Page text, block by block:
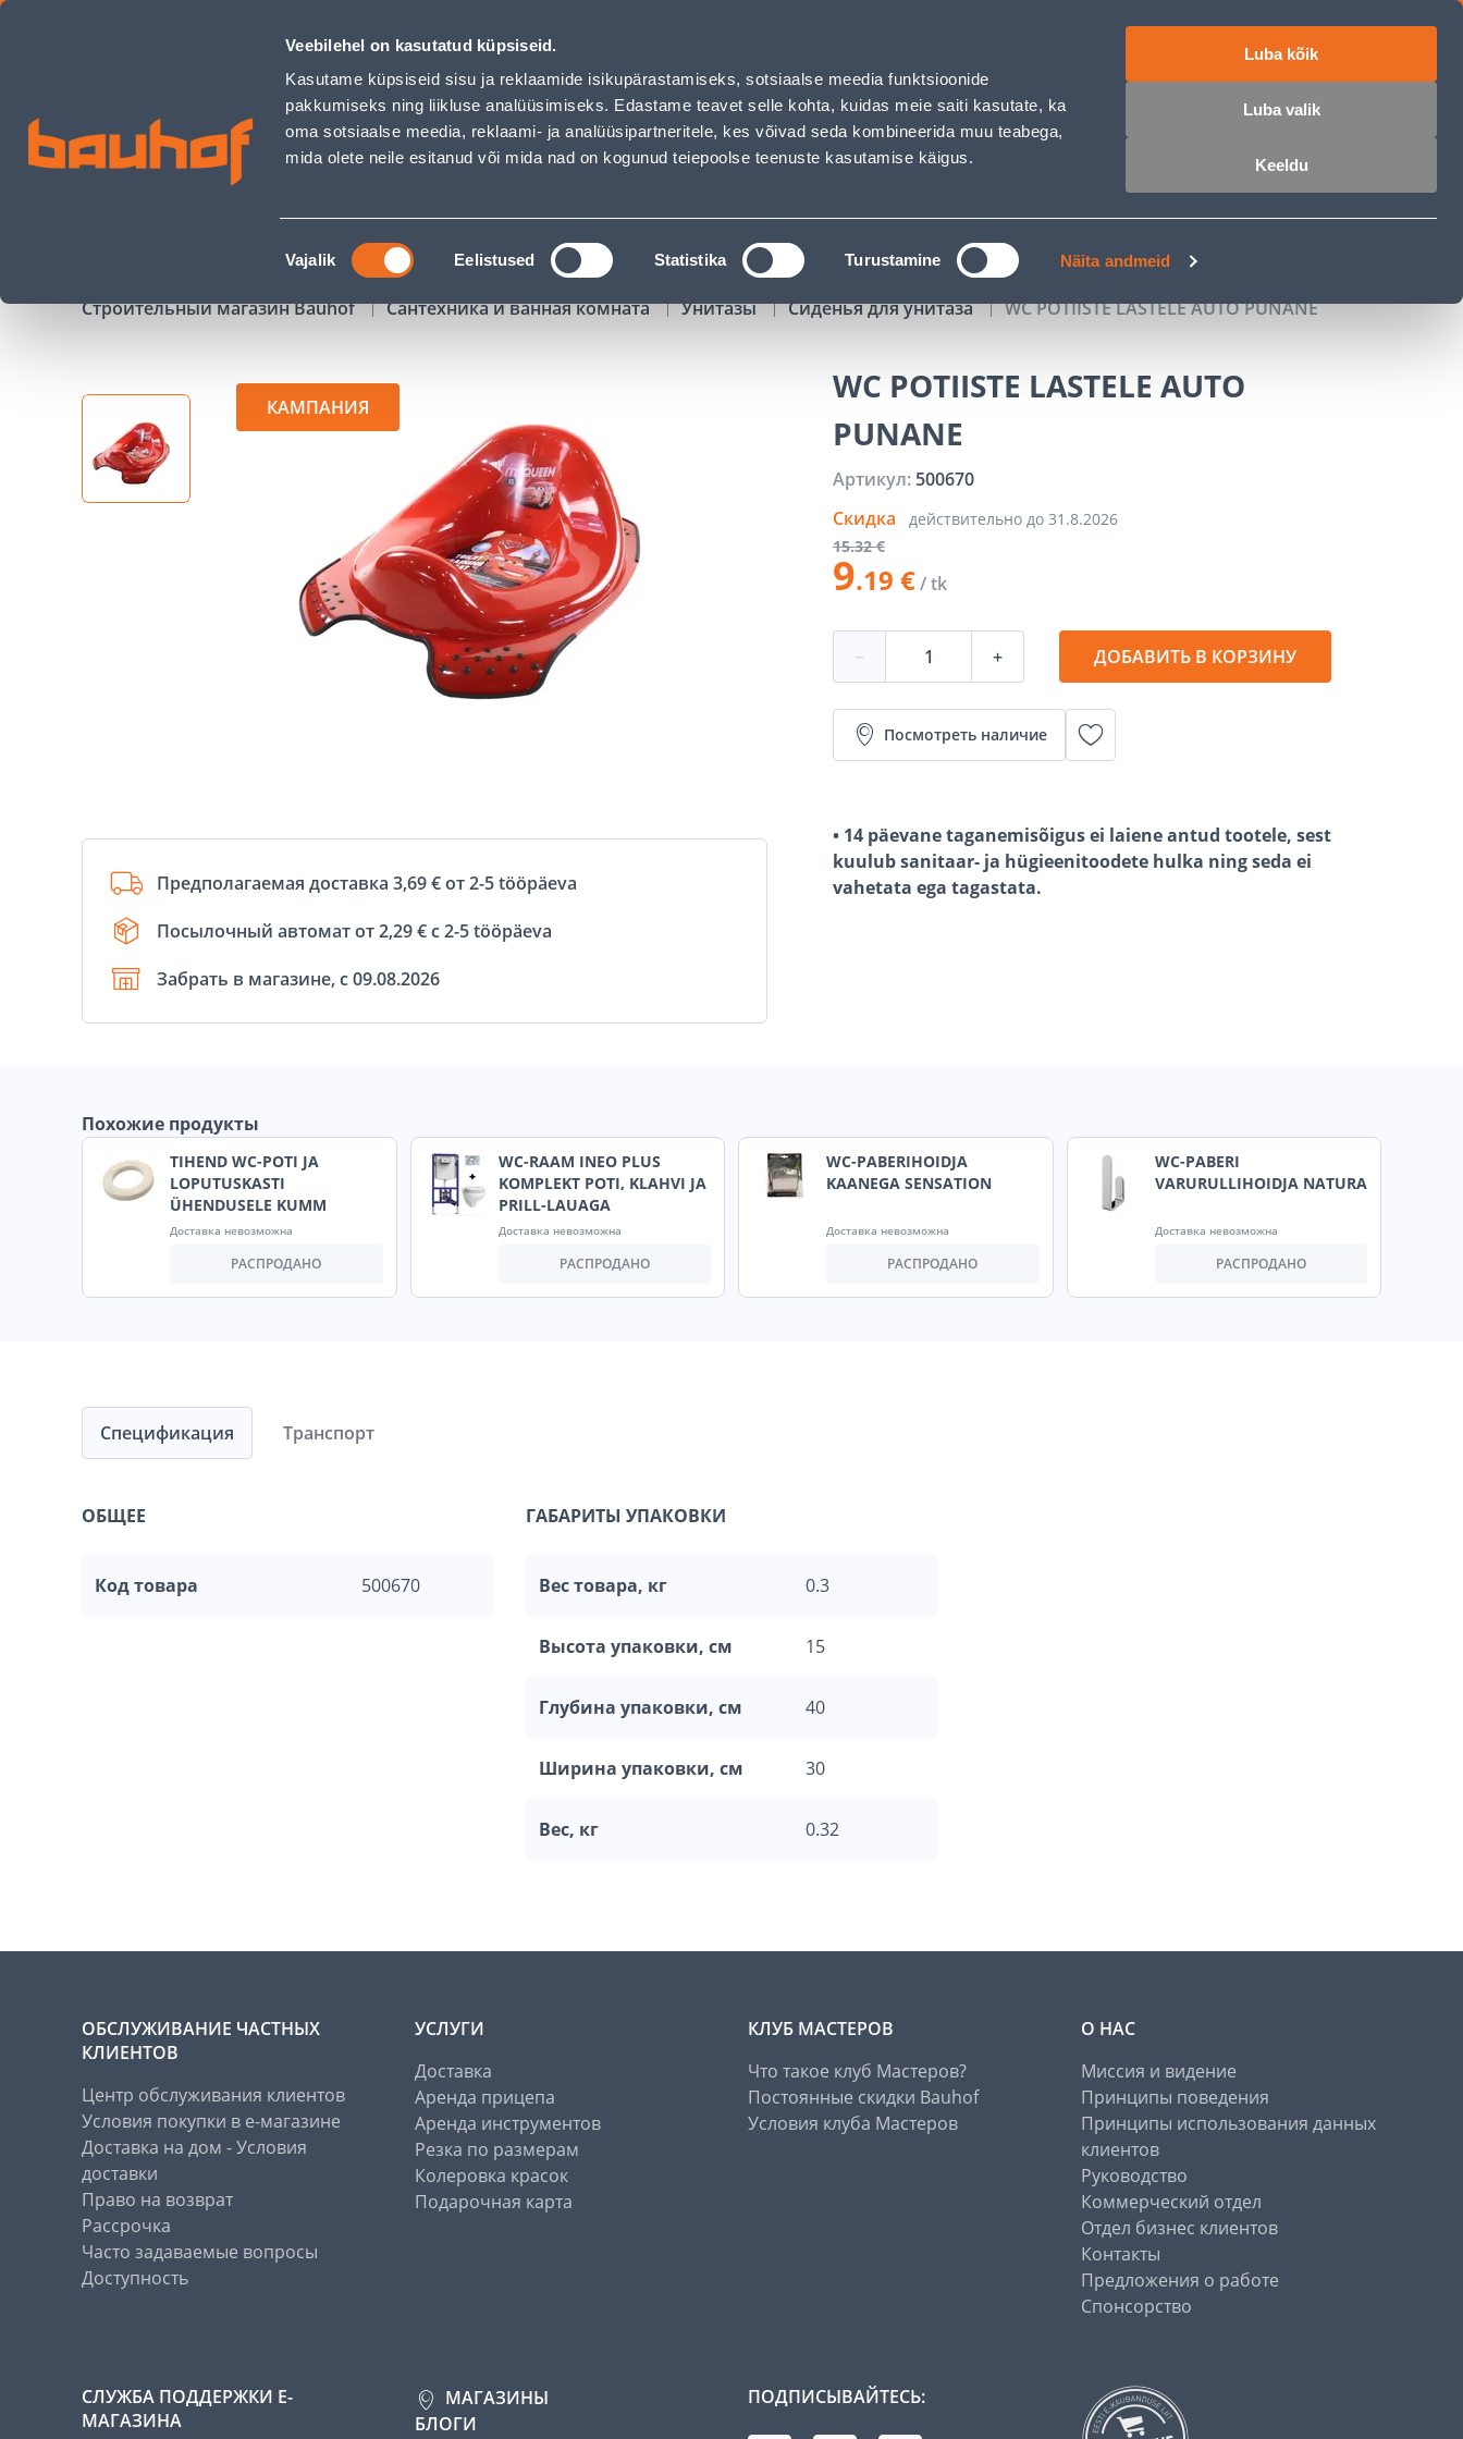
Veebilehel on kasutatud küpsiseid.
Kasutame küpsiseid sisu ja reklaamide isikupärastamiseks, sotsiaalse meedia funktsioonide
pakkumiseks ning liikluse analüüsimiseks. Edastame teavet selle kohta, kuidas meie saiti kasutate, ka
oma sotsiaalse meedia, reklaami- ja analüüsipartneritele, kes võivad seda kombineerida muu teabega,
mida olete neile esitanud või mida nad on kogunud teiepoolse teenuste kasutamise käigus.
Nõusoleku
valik
Vajalik Eelistused Statistika Turustamine Näita andmeid
Luba kõik
Luba valik
Keeldu
WC POTIISTE LASTELE AUTO PUNANE - Bauhof has loaded
Обслуживание бизнес-клиентов Обслуживание частных клиентов Услуги Предложения о работе
ПОИСК
АКЦИИ КАТАЛОГИ АРЕНДА ИНСТРУМЕНТОВ РАССРОЧКА
Строительный магазин Bauhof Сантехника и ванная комната Унитазы Сиденья для унитаза WC POTIISTE LASTELE AUTO PUNANE
КАМПАНИЯ
Предполагаемая доставка 3,69 € от 2-5 tööpäeva
Посылочный автомат от 2,29 € с 2-5 tööpäeva
Забрать в магазине, с 09.08.2026
WC POTIISTE LASTELE AUTO
PUNANE
Артикул: 500670
Скидка
действительно до 31.8.2026
15.32 €
9.19 €/ tk
− + ДОБАВИТЬ В КОРЗИНУ
Посмотреть наличие
• 14 päevane taganemisõigus ei laiene antud tootele, sest
kuulub sanitaar- ja hügieenitoodete hulka ning seda ei
vahetata ega tagastata.
Похожие продукты
TIHEND WC-POTI JA
LOPUTUSKASTI
ÜHENDUSELE KUMM
Доставка невозможна
РАСПРОДАНО
WC-RAAM INEO PLUS
KOMPLEKT POTI, KLAHVI JA
PRILL-LAUAGA
Доставка невозможна
РАСПРОДАНО
WC-PABERIHOIDJA
KAANEGA SENSATION
Доставка невозможна
РАСПРОДАНО
WC-PABERI
VARURULLIHOIDJA NATURA
Доставка невозможна
РАСПРОДАНО
Спецификация
ОБЩЕЕ
Код товара 500670
ГАБАРИТЫ УПАКОВКИ
Вес товара, кг 0.3
Высота упаковки, см 15
Глубина упаковки, см 40
Ширина упаковки, см 30
Вес, кг 0.32
Транспорт
ОБСЛУЖИВАНИЕ ЧАСТНЫХ
КЛИЕНТОВ
Центр обслуживания клиентов
Условия покупки в е-магазине
Доставка на дом - Условия
доставки
Право на возврат
Рассрочка
Часто задаваемые вопросы
Доступность
УСЛУГИ
Доставка
Аренда прицепа
Аренда инструментов
Резка по размерам
Колеровка красок
Подарочная карта
КЛУБ МАСТЕРОВ
Что такое клуб Мастеров?
Постоянные скидки Bauhof
Условия клуба Мастеров
О НАС
Миссия и видение
Принципы поведения
Принципы использования данных
клиентов
Руководство
Коммерческий отдел
Отдел бизнес клиентов
Контакты
Предложения о работе
Спонсорство
СЛУЖБА ПОДДЕРЖКИ Е-
МАГАЗИНА
МАГАЗИНЫ
БЛОГИ
ПОДПИСЫВАЙТЕСЬ: